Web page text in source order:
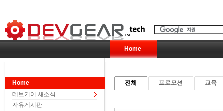
Home
Home
데브기어 새소식
자유게시판
전체 프로모션 교육